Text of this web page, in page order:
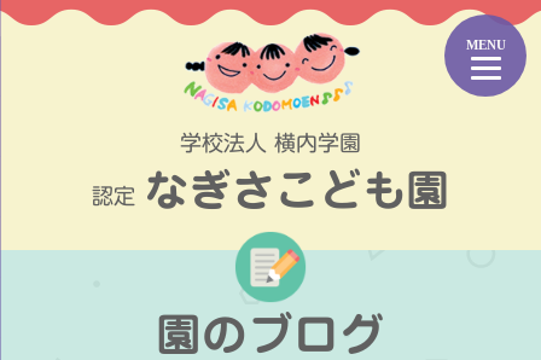
コ
学校法人 横内学園
認定 なぎさこども園
園のブログ